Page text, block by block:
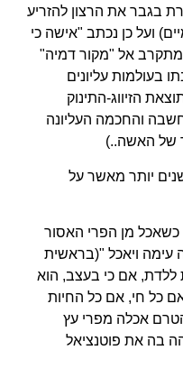
בגבר את הרצון להזריע
ועל כן נכתב "אישה כי
אל "מקור דמיה"
בעולמות עליונים
הזיווג-התינוק
והחכמה העליונה
של האשה..)
יותר מאשר על
מן הפרי האסור
עימה ויאכל "(בראשית
ללדת, אם כי בעצב, הוא
כל חי, אם כל החיות
אכלה מפרי עץ
בה את פוטנציאל